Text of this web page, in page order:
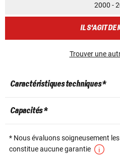
2000 -
IL S'AGIT DE
Trouver une
Caractéristiques techniques *
Capacités *
* Nous évaluons soigneusement
constitue aucune garantie